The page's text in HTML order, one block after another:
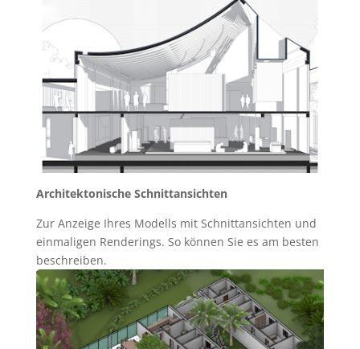
Architektonische Schnittansichten
Zur Anzeige Ihres Modells mit Schnittansichten und
einmaligen Renderings. So können Sie es am besten
beschreiben.